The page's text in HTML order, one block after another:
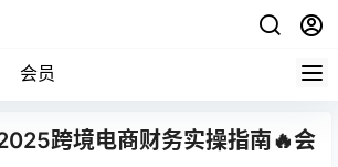
会员
跨境电商财务实操指南🔥会